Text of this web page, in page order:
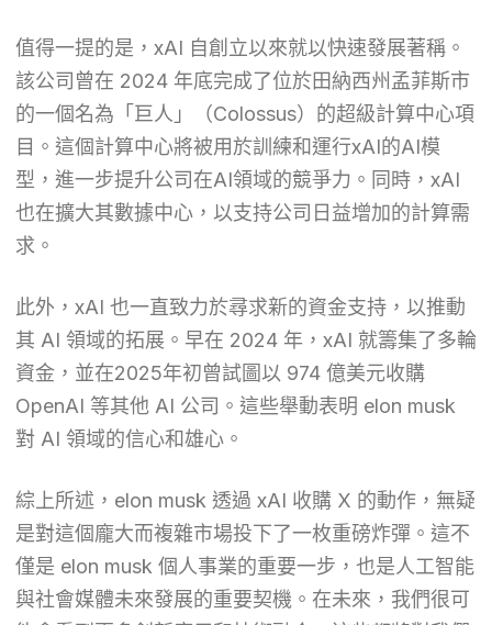
值得一提的是，xAI 自創立以來就以快速發展著稱。
該公司曾在 2024 年底完成了位於田納西州孟菲斯市
的一個名為「巨人」（Colossus）的超級計算中心項
目。這個計算中心將被用於訓練和運行xAI的AI模
型，進一步提升公司在AI領域的競爭力。同時，xAI
也在擴大其數據中心，以支持公司日益增加的計算需
求。
此外，xAI 也一直致力於尋求新的資金支持，以推動
其 AI 領域的拓展。早在 2024 年，xAI 就籌集了多輪
資金，並在2025年初曾試圖以 974 億美元收購
OpenAI 等其他 AI 公司。這些舉動表明 elon musk
對 AI 領域的信心和雄心。
綜上所述，elon musk 透過 xAI 收購 X 的動作，無疑
是對這個龐大而複雜市場投下了一枚重磅炸彈。這不
僅是 elon musk 個人事業的重要一步，也是人工智能
與社會媒體未來發展的重要契機。在未來，我們很可